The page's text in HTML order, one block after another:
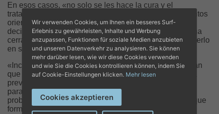
En esos casos, «no solo se les hace la cura y el
tratamiento, sino que se ponen en marcha procedimientos
orientados a la prevención». A estos pacientes «les
decimos cómo deberían cuidarse, una vez que se les ha
cerrado la herida y dado el alta, y cómo tienen que hacerlo
en su casa para prevenir una recidiva».
«Incluso —añade— les damos las pautas por si tuvieran
que acudir de nuevo a vernos, haciendo hincapié en la
prevención». La atención enfermera, como es
paradigmático en esta consulta, no solo soluciona el
problema de salud con los cuidados necesarios, sino que
forma y empodera al paciente para su autocuidado.
Wir verwenden Cookies, um Ihnen ein besseres Surf-
Erlebnis zu gewährleisten, Inhalte und Werbung
anzupassen, Funktionen für soziale Medien anzubieten
und unseren Datenverkehr zu analysieren. Sie können
mehr darüber lesen, wie wir diese Cookies verwenden
und wie Sie die Cookies kontrollieren können, indem Sie
auf Cookie-Einstellungen klicken. Mehr lesen
Cookies akzeptieren